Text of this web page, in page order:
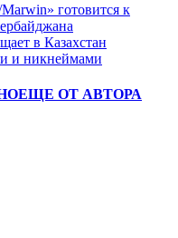
готовится к
в Казахстан
и никнеймами
ЕЩЕ ОТ АВТОРА